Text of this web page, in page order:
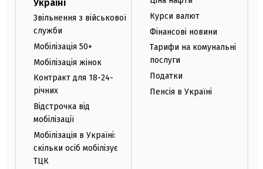
Україні
Звільнення з військової
служби
Мобілізація 50+
Мобілізація жінок
Контракт для 18-24-
річних
Відстрочка від
мобілізації
Мобілізація в Україні:
скільки осіб мобілізує
ТЦК
Курси валют
Фінансові новини
Тарифи на комунальні
послуги
Податки
Пенсія в Україні